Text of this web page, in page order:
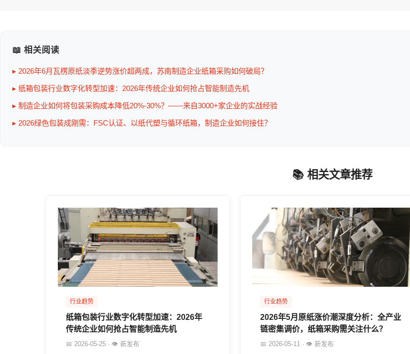
📖 相关阅读
▸ 2026年6月瓦楞原纸淡季逆势涨价超两成，苏南制造企业纸箱采购如何破局？
▸ 纸箱包装行业数字化转型加速：2026年传统企业如何抢占智能制造先机
▸ 制造企业如何将包装采购成本降低20%-30%？——来自3000+家企业的实战经验
▸ 2026绿色包装成刚需：FSC认证、以纸代塑与循环纸箱，制造企业如何接住？
📚 相关文章推荐
行业趋势
纸箱包装行业数字化转型加速：2026年
传统企业如何抢占智能制造先机
📅 2026-05-25 · 👁 新发布
行业趋势
2026年5月原纸涨价潮深度分析：全产业
链密集调价，纸箱采购需关注什么？
📅 2026-05-11 · 👁 新发布